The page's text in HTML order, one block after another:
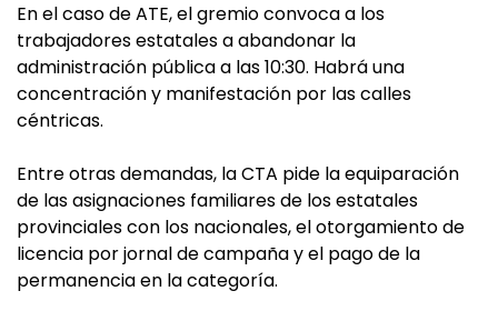
En el caso de ATE, el gremio convoca a los
trabajadores estatales a abandonar la
administración pública a las 10:30. Habrá una
concentración y manifestación por las calles
céntricas.
Entre otras demandas, la CTA pide la equiparación
de las asignaciones familiares de los estatales
provinciales con los nacionales, el otorgamiento de
licencia por jornal de campaña y el pago de la
permanencia en la categoría.